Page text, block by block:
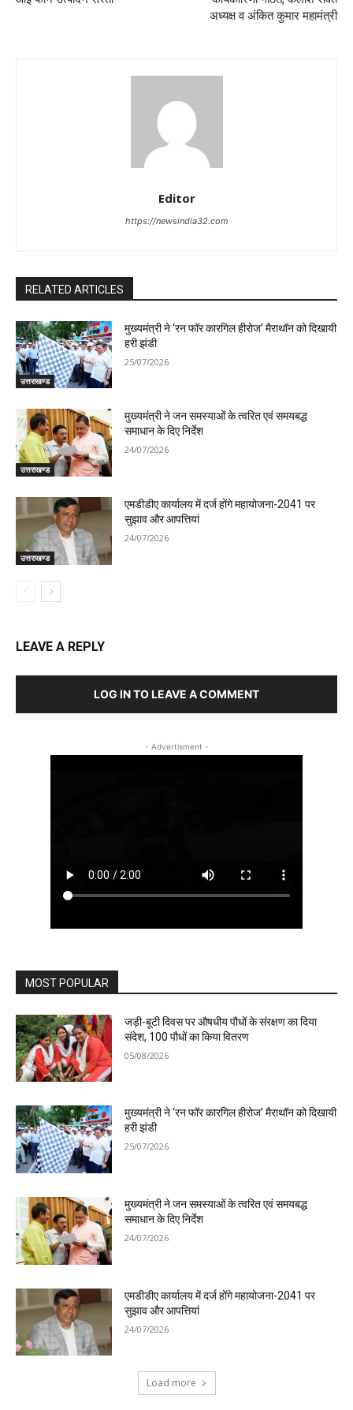
अध्यक्ष व अंकित कुमार महामंत्री
Editor
https://newsindia32.com
RELATED ARTICLES
उत्तराखण्ड
मुख्यमंत्री ने ‘रन फॉर कारगिल हीरोज’ मैराथॉन को दिखायी
हरी झंडी
25/07/2026
उत्तराखण्ड
मुख्यमंत्री ने जन समस्याओं के त्वरित एवं समयबद्ध
समाधान के दिए निर्देश
24/07/2026
उत्तराखण्ड
एमडीडीए कार्यालय में दर्ज होंगे महायोजना-2041 पर
सुझाव और आपत्तियां
24/07/2026
LEAVE A REPLY
LOG IN TO LEAVE A COMMENT
- Advertisment -
MOST POPULAR
जड़ी-बूटी दिवस पर औषधीय पौधों के संरक्षण का दिया
संदेश, 100 पौधों का किया वितरण
05/08/2026
मुख्यमंत्री ने ‘रन फॉर कारगिल हीरोज’ मैराथॉन को दिखायी
हरी झंडी
25/07/2026
मुख्यमंत्री ने जन समस्याओं के त्वरित एवं समयबद्ध
समाधान के दिए निर्देश
24/07/2026
एमडीडीए कार्यालय में दर्ज होंगे महायोजना-2041 पर
सुझाव और आपत्तियां
24/07/2026
Load more